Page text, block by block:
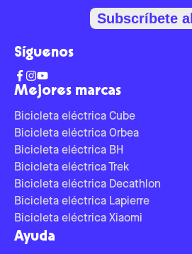
Mejores marcas
Bicicleta eléctrica Cube
Bicicleta eléctrica Orbea
Bicicleta eléctrica BH
Bicicleta eléctrica Trek
Bicicleta eléctrica Decathlon
Bicicleta eléctrica Lapierre
Bicicleta eléctrica Xiaomi
Ayuda
Subscríbete
Síguenos